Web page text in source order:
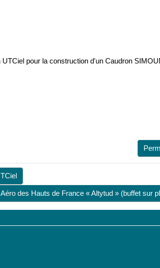
pour la construction d'un Caudron
des Hauts de France « Altytud » (buffet sur